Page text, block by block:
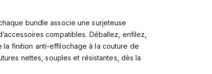
bundle associe une surjeteuse
compatibles. Déballez, enfilez,
finition anti-effilochage à la couture de
nettes, souples et résistantes, dès la